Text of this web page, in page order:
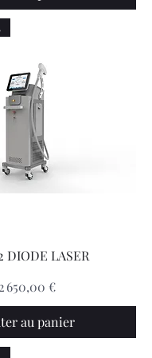
DIODE LASER
650,00 €
au panier